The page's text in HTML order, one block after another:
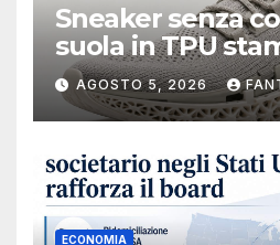
Sneaker senza
suola in TPU
AGOSTO 5, 2026
ECONOMIA